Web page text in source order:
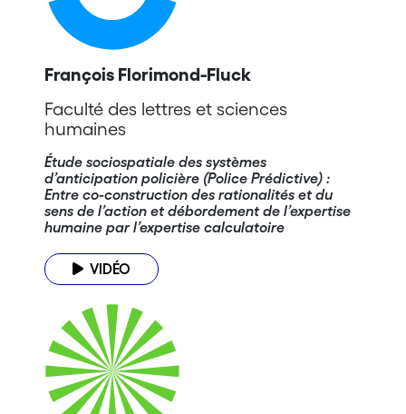
François Florimond-Fluck
Faculté des lettres et sciences
humaines
Étude sociospatiale des systèmes
d’anticipation policière (Police Prédictive) :
Entre co-construction des rationalités et du
sens de l’action et débordement de l’expertise
humaine par l’expertise calculatoire
VIDÉO